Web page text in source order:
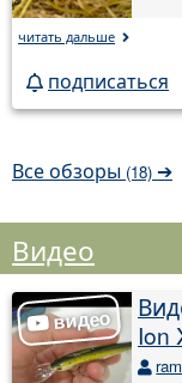
читать дальше
подписаться
Все обзоры (18) ➔
Видео
Ion